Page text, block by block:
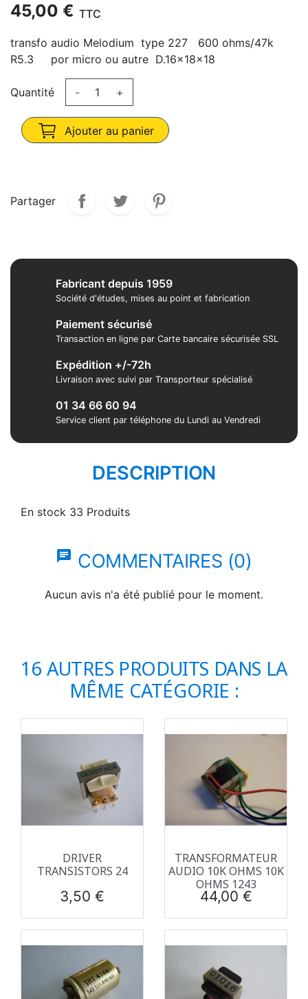
45,00 € TTC
transfo audio Melodium type 227 600 ohms/47k
R5.3 por micro ou autre D.16x18x18
Quantité - +
Ajouter au panier
Partager
Fabricant depuis 1959
Société d'études, mises au point et fabrication
Paiement sécurisé
Transaction en ligne par Carte bancaire sécurisée SSL
Expédition +/-72h
Livraison avec suivi par Transporteur spécialisé
01 34 66 60 94
Service client par téléphone du Lundi au Vendredi
DESCRIPTION
En stock 33 Produits
chat COMMENTAIRES (0)
Aucun avis n'a été publié pour le moment.
16 AUTRES PRODUITS DANS LA
MÊME CATÉGORIE :
DRIVER
TRANSISTORS 24
Prix
3,50 €
TRANSFORMATEUR
AUDIO 10K OHMS 10K
OHMS 1243
Prix
44,00 €